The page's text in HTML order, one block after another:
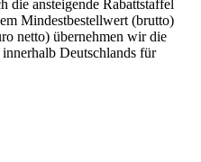
die ansteigende Rabattstaffel
Mindestbestellwert (brutto)
netto) übernehmen wir die
Deutschlands für